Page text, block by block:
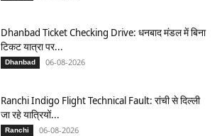
Dhanbad Ticket Checking Drive: धनबाद मंडल में बिना
टिकट यात्रा पर...
Dhanbad 06-08-2026
Ranchi Indigo Flight Technical Fault: रांची से दिल्ली
जा रहे यात्रियों...
Ranchi 06-08-2026